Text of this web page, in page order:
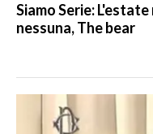
Siamo Serie:
nessuna, The bear